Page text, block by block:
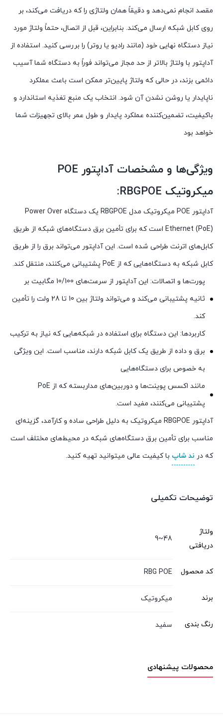
مقصد انجام نمی‌دهد و دقیقاً همان ولتاژی را که دریافت می‌کند، بر
روی کابل شبکه ارسال می‌کند. بنابراین، قبل از اتصال، حتماً ولتاژ مورد
نیاز دستگاه نهایی خود (مانند رادیو یا روتر) را بررسی کنید. استفاده از
آداپتور با ولتاژ بالاتر از حد مجاز می‌تواند فوراً به دستگاه شما آسیب
دائمی بزند، در حالی که ولتاژ پایین‌تر ممکن است باعث عملکرد
ناپایدار یا روشن نشدن آن شود. انتخاب یک منبع تغذیه استاندارد و
باکیفیت، تضمین‌کننده عملکرد پایدار و طول عمر بالای تجهیزات شما
خواهد بود
ویژگی‌ها و مشخصات آداپتور POE
میکروتیک RBGPOE:
آداپتور POE میکروتیک مدل RBGPOE یک دستگاه Power Over
Ethernet (PoE) است که برای تأمین برق دستگاه‌های شبکه از طریق
کابل‌های اترنت طراحی شده است. این آداپتور می‌تواند برق را از طریق
کابل شبکه به دستگاه‌هایی که از PoE پشتیبانی می‌کنند، منتقل کند.
پورت‌ها و اتصالات: این آداپتور از سرعت‌های 10/100 مگابیت بر
ثانیه پشتیبانی می‌کند و می‌تواند ولتاژ بین 10 تا 28 ولت را تأمین
کند.
کاربردها: این دستگاه برای استفاده در شبکه‌هایی که نیاز به ترکیب
برق و داده از طریق یک کابل شبکه دارند، مناسب است. این ویژگی
به خصوص برای دستگاه‌هایی
مانند اکسس پوینت‌ها و دوربین‌های مداربسته که از PoE
پشتیبانی می‌کنند، مفید است.
آداپتور RBGPOE میکروتیک به دلیل طراحی ساده و کارآمد، گزینه‌ای
مناسب برای تأمین برق دستگاه‌های شبکه در محیط‌های مختلف است
که در ند شاپ با کیفیت عالی میتوانید تهیه کنید.
توضیحات تکمیلی
ولتاژ
دریافتی
48~9
کد محصول RBG POE
برند میکروتیک
رنگ بندی سفید
محصولات پیشنهادی